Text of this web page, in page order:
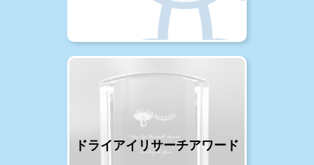
ドライアイリサーチアワード